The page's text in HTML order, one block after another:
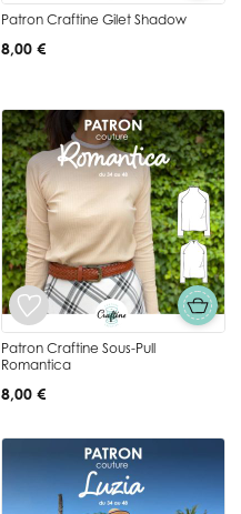
Patron Craftine Gilet Shadow
8,00 €
Patron Craftine Sous-Pull
Romantica
8,00 €